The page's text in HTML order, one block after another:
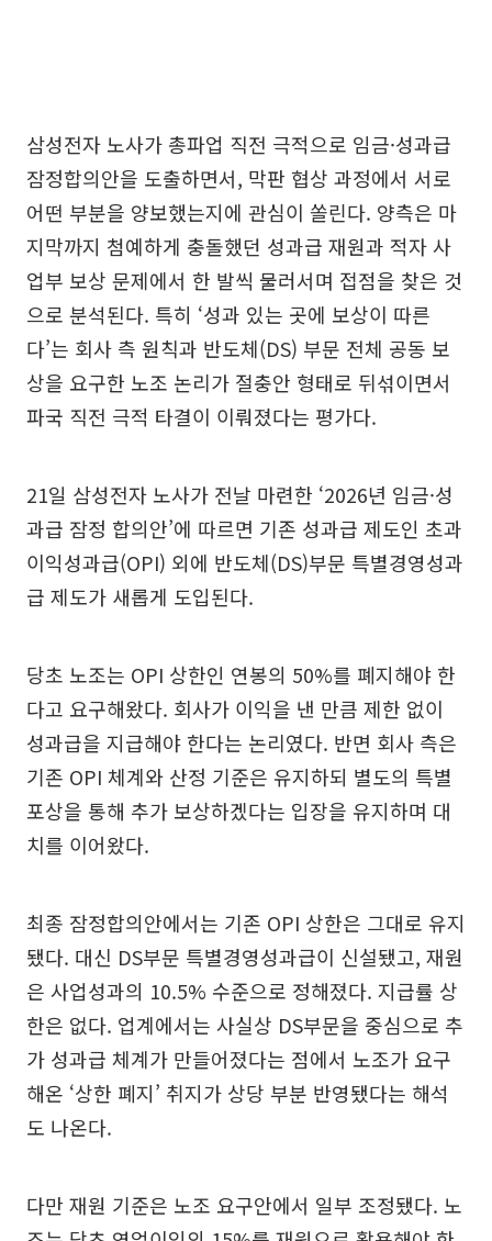
삼성전자 노사가 총파업 직전 극적으로 임금·성과급
잠정합의안을 도출하면서, 막판 협상 과정에서 서로
어떤 부분을 양보했는지에 관심이 쏠린다. 양측은 마
지막까지 첨예하게 충돌했던 성과급 재원과 적자 사
업부 보상 문제에서 한 발씩 물러서며 접점을 찾은 것
으로 분석된다. 특히 ‘성과 있는 곳에 보상이 따른
다’는 회사 측 원칙과 반도체(DS) 부문 전체 공동 보
상을 요구한 노조 논리가 절충안 형태로 뒤섞이면서
파국 직전 극적 타결이 이뤄졌다는 평가다.
21일 삼성전자 노사가 전날 마련한 ‘2026년 임금·성
과급 잠정 합의안’에 따르면 기존 성과급 제도인 초과
이익성과급(OPI) 외에 반도체(DS)부문 특별경영성과
급 제도가 새롭게 도입된다.
당초 노조는 OPI 상한인 연봉의 50%를 폐지해야 한
다고 요구해왔다. 회사가 이익을 낸 만큼 제한 없이
성과급을 지급해야 한다는 논리였다. 반면 회사 측은
기존 OPI 체계와 산정 기준은 유지하되 별도의 특별
포상을 통해 추가 보상하겠다는 입장을 유지하며 대
치를 이어왔다.
최종 잠정합의안에서는 기존 OPI 상한은 그대로 유지
됐다. 대신 DS부문 특별경영성과급이 신설됐고, 재원
은 사업성과의 10.5% 수준으로 정해졌다. 지급률 상
한은 없다. 업계에서는 사실상 DS부문을 중심으로 추
가 성과급 체계가 만들어졌다는 점에서 노조가 요구
해온 ‘상한 폐지’ 취지가 상당 부분 반영됐다는 해석
도 나온다.
다만 재원 기준은 노조 요구안에서 일부 조정됐다. 노